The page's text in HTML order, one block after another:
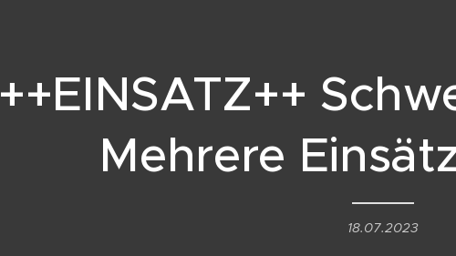
++EINSATZ++
Mehrere
18.07.2023